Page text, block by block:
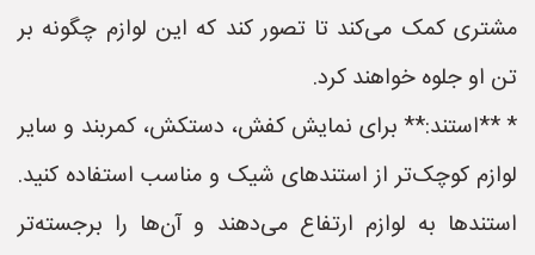
مشتری کمک می‌کند تا تصور کند که این لوازم چگونه بر
تن او جلوه خواهند کرد.
* **استند:** برای نمایش کفش، دستکش، کمربند و سایر
لوازم کوچک‌تر از استندهای شیک و مناسب استفاده کنید.
استندها به لوازم ارتفاع می‌دهند و آن‌ها را برجسته‌تر